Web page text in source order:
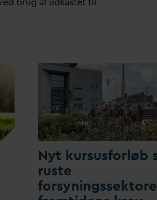
Nyt kursusforløb
ruste